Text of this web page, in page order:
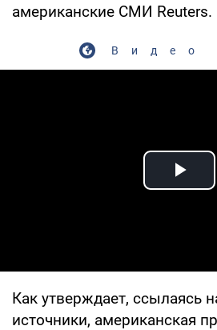
американские СМИ Reuters.
Видео
Как утверждает, ссылаясь
источники, американская